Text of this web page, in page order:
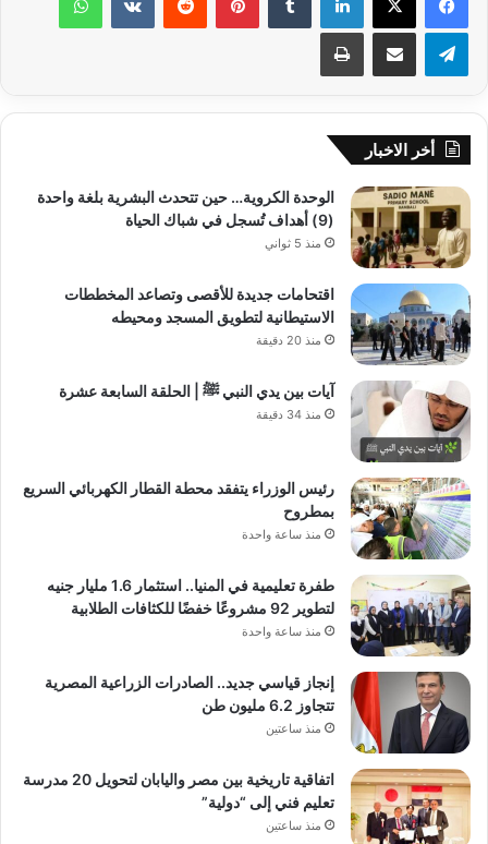
أخر الاخبار
الوحدة الكروية… حين تتحدث البشرية بلغة واحدة
(9) أهداف تُسجل في شباك الحياة
منذ 5 ثواني
اقتحامات جديدة للأقصى وتصاعد المخططات
الاستيطانية لتطويق المسجد ومحيطه
منذ 20 دقيقة
آيات بين يدي النبي ﷺ | الحلقة السابعة عشرة
منذ 34 دقيقة
رئيس الوزراء يتفقد محطة القطار الكهربائي السريع
بمطروح
منذ ساعة واحدة
طفرة تعليمية في المنيا.. استثمار 1.6 مليار جنيه
لتطوير 92 مشروعًا خفضًا للكثافات الطلابية
منذ ساعة واحدة
إنجاز قياسي جديد.. الصادرات الزراعية المصرية
تتجاوز 6.2 مليون طن
منذ ساعتين
اتفاقية تاريخية بين مصر واليابان لتحويل 20 مدرسة
تعليم فني إلى “دولية”
منذ ساعتين